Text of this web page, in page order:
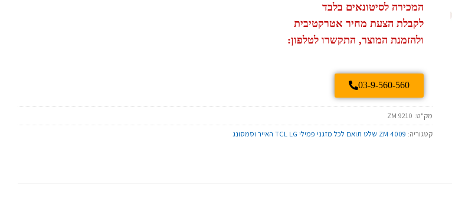
המכירה לסיטונאים בלבד
לקבלת הצעת מחיר אטרקטיבית
ולהזמנת המוצר, התקשרו לטלפון:
03-9-560-560
מק"ט: ZM 9210
קטגוריה: ZM 4009 שלט תואם לכל מזגני פמילי TCL LG האייר וסמסונג